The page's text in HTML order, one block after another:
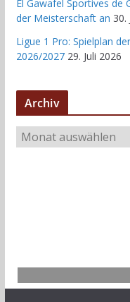
El Gawafel Sportives de
der Meisterschaft an 30.
Ligue 1 Pro: Spielplan
2026/2027 29. Juli 2026
Archiv
r